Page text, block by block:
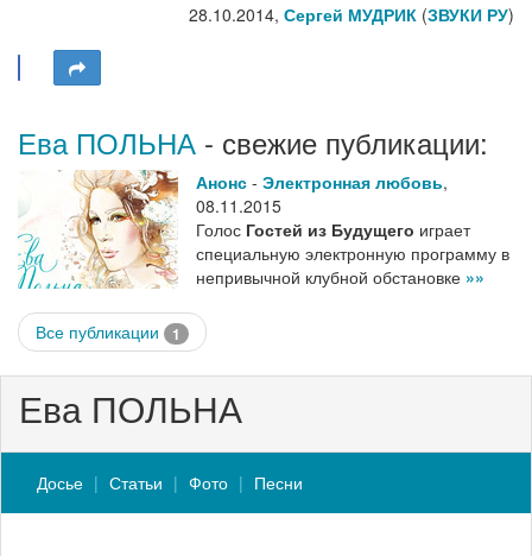
28.10.2014, Сергей МУДРИК (ЗВУКИ РУ)
Ева ПОЛЬНА - свежие публикации:
Анонс - Электронная любовь,
08.11.2015
Голос Гостей из Будущего играет
специальную электронную программу в
непривычной клубной обстановке »»
Все публикации 1
Ева ПОЛЬНА
Досье Статьи Фото Песни